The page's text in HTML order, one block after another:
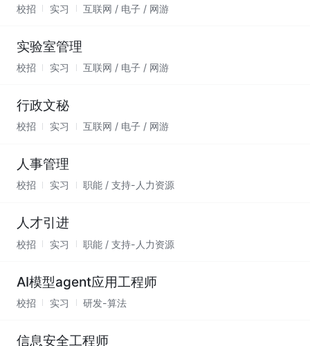
校招 实习 互联网 / 电子 / 网游
实验室管理
校招 实习 互联网 / 电子 / 网游
行政文秘
校招 实习 互联网 / 电子 / 网游
人事管理
校招 实习 职能 / 支持-人力资源
人才引进
校招 实习 职能 / 支持-人力资源
AI模型agent应用工程师
校招 实习 研发-算法
信息安全工程师